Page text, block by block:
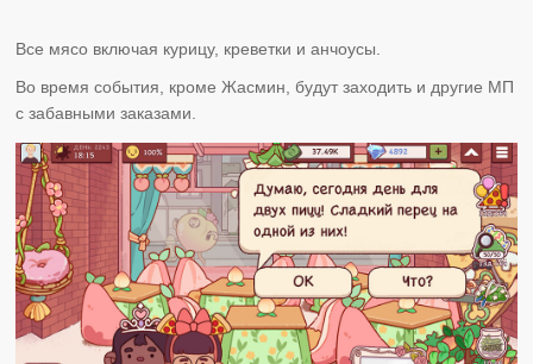
Все мясо включая курицу, креветки и анчоусы.
Во время события, кроме Жасмин, будут заходить и другие МП
с забавными заказами.